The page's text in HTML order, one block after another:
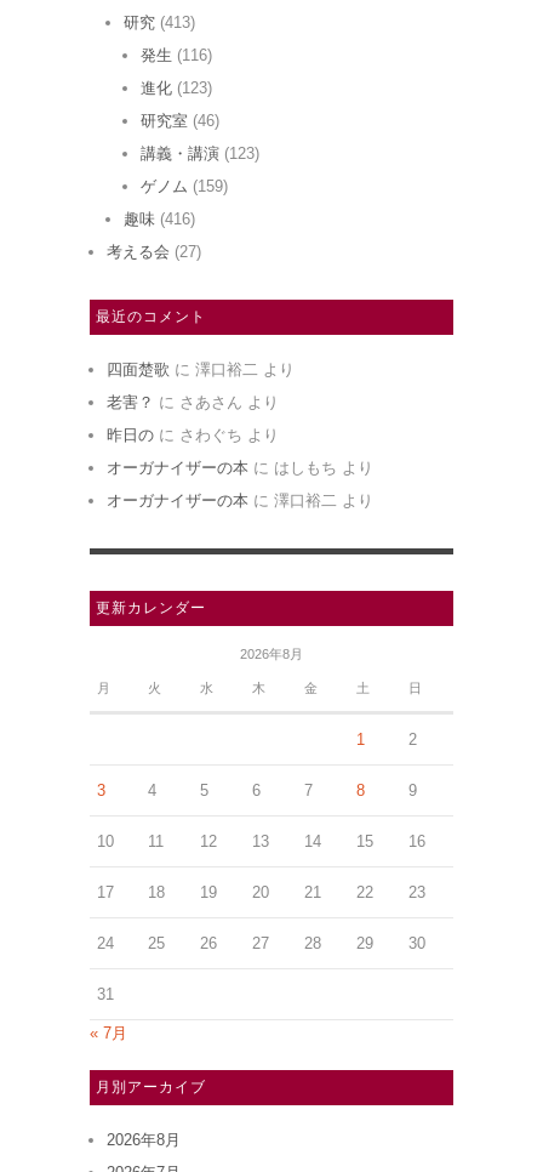
研究 (413)
発生 (116)
進化 (123)
研究室 (46)
講義・講演 (123)
ゲノム (159)
趣味 (416)
考える会 (27)
最近のコメント
四面楚歌 に 澤口裕二 より
老害？ に さあさん より
昨日の に さわぐち より
オーガナイザーの本 に はしもち より
オーガナイザーの本 に 澤口裕二 より
更新カレンダー
2026年8月
月 火 水 木 金 土 日
1 2
3 4 5 6 7 8 9
10 11 12 13 14 15 16
17 18 19 20 21 22 23
24 25 26 27 28 29 30
31
« 7月
月別アーカイブ
2026年8月